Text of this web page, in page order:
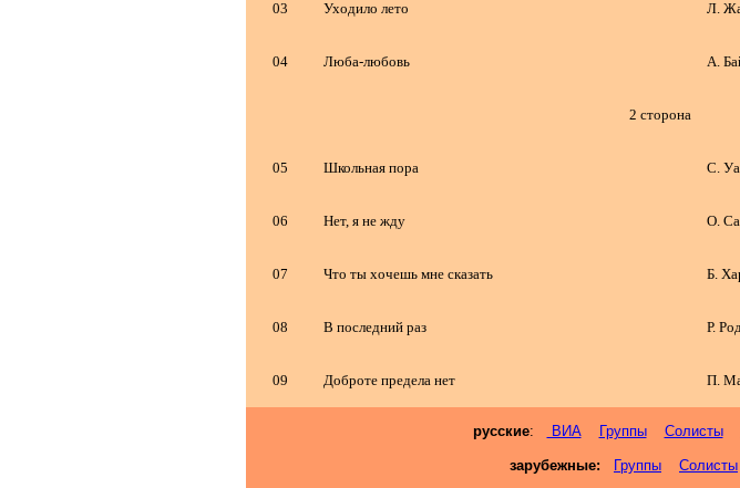
03 Уходило лето Л.
04 Люба-любовь А.
2 сторона
05 Школьная пора С.
06 Нет, я не жду О.
07 Что ты хочешь мне сказать Б.
08 В последний раз Р.
09 Доброте предела нет П.
русские: ВИА Группы Солисты
зарубежные: Группы Солисты